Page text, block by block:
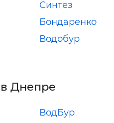
Синтез
Бондаренко
Водобур
Днепре
ВодБур